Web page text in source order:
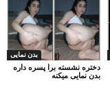
بدن نمایی
دختره نشسته برا پسره داره
بدن نمایی میکنه